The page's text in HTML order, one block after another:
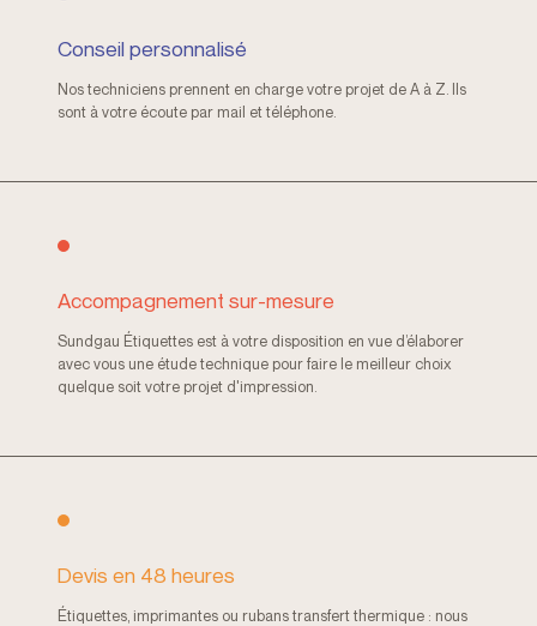
Conseil personnalisé
Nos techniciens prennent en charge votre projet de A à Z. Ils
sont à votre écoute par mail et téléphone.
Accompagnement sur-mesure
Sundgau Étiquettes est à votre disposition en vue d’élaborer
avec vous une étude technique pour faire le meilleur choix
quelque soit votre projet d'impression.
Devis en 48 heures
Étiquettes, imprimantes ou rubans transfert thermique : nous